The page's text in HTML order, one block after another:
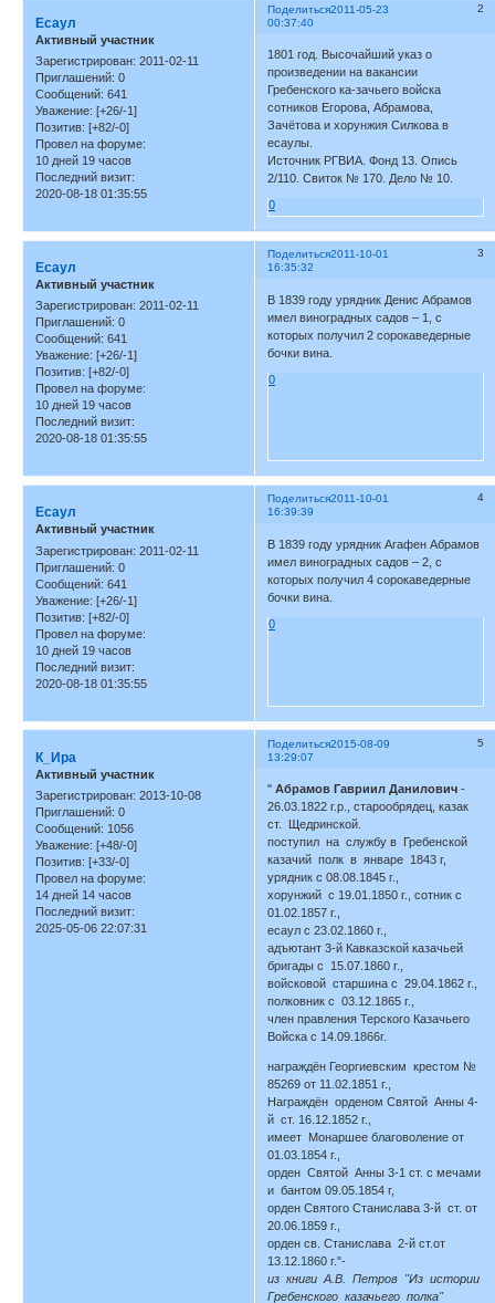
Поделиться 2
2011-05-23
00:37:40
Есаул
Активный участник
Зарегистрирован: 2011-02-11
Приглашений: 0
Сообщений: 641
Уважение: [+26/-1]
Позитив: [+82/-0]
Провел на форуме:
10 дней 19 часов
Последний визит:
2020-08-18 01:35:55
1801 год. Высочайший указ о
произведении на вакансии
Гребенского ка-зачьего войска
сотников Егорова, Абрамова,
Зачётова и хорунжия Силкова в
есаулы.
Источник РГВИА. Фонд 13. Опись
2/110. Свиток № 170. Дело № 10.
0
Поделиться 3
2011-10-01
16:35:32
Есаул
Активный участник
Зарегистрирован: 2011-02-11
Приглашений: 0
Сообщений: 641
Уважение: [+26/-1]
Позитив: [+82/-0]
Провел на форуме:
10 дней 19 часов
Последний визит:
2020-08-18 01:35:55
В 1839 году урядник Денис Абрамов
имел виноградных садов – 1, с
которых получил 2 сорокаведерные
бочки вина.
0
Поделиться 4
2011-10-01
16:39:39
Есаул
Активный участник
Зарегистрирован: 2011-02-11
Приглашений: 0
Сообщений: 641
Уважение: [+26/-1]
Позитив: [+82/-0]
Провел на форуме:
10 дней 19 часов
Последний визит:
2020-08-18 01:35:55
В 1839 году урядник Агафен Абрамов
имел виноградных садов – 2, с
которых получил 4 сорокаведерные
бочки вина.
0
Поделиться 5
2015-08-09
13:29:07
К_Ира
Активный участник
Зарегистрирован: 2013-10-08
Приглашений: 0
Сообщений: 1056
Уважение: [+48/-0]
Позитив: [+33/-0]
Провел на форуме:
14 дней 14 часов
Последний визит:
2025-05-06 22:07:31
"Абрамов Гавриил Данилович -
26.03.1822 г.р., старообрядец, казак
ст. Щедринской.
поступил на службу в Гребенской
казачий полк в январе 1843 г,
урядник с 08.08.1845 г.,
хорунжий с 19.01.1850 г., сотник с
01.02.1857 г.,
есаул с 23.02.1860 г.,
адъютант 3-й Кавказской казачьей
бригады с 15.07.1860 г.,
войсковой старшина с 29.04.1862 г.,
полковник с 03.12.1865 г.,
член правления Терского Казачьего
Войска с 14.09.1866г.
награждён Георгиевским крестом №
85269 от 11.02.1851 г.,
Награждён орденом Святой Анны 4-
й ст. 16.12.1852 г.,
имеет Монаршее благоволение от
01.03.1854 г.,
орден Святой Анны 3-1 ст. с мечами
и бантом 09.05.1854 г,
орден Святого Станислава 3-й ст. от
20.06.1859 г.,
орден св. Станислава 2-й ст.от
13.12.1860 г."-
из книги А.В. Петров "Из истории
Гребенского казачьего полка"